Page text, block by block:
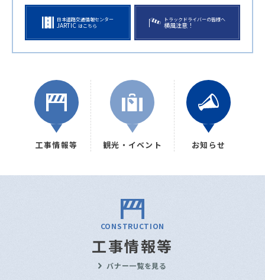
日本道路交通情報センター
JARTIC はこちら
トラックドライバーの皆様へ
横風注意！
工事情報等 観光・イベント お知らせ
CONSTRUCTION
工事情報等
バナー一覧を見る